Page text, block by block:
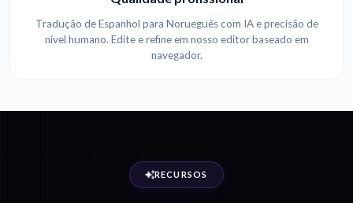
Tradução de Espanhol para Norueguês com IA e precisão de
nível humano. Edite e refine em nosso editor baseado em
navegador.
RECURSOS